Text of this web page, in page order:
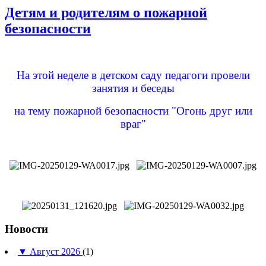
Детям и родителям о пожарной
безопасности
На этой неделе в детском саду педагоги провели
занятия и беседы
на тему пожарной безопасности "Огонь друг или
враг"
Новости
▼ Август 2026 (1)